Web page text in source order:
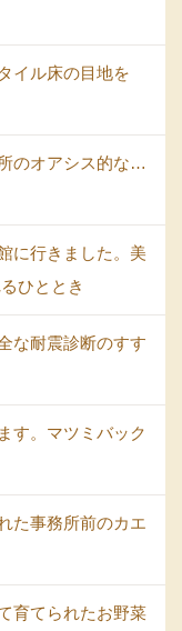
イル床の目地を
のオアシス的な…
に行きました。美
ひととき
な耐震診断のすす
す。マツミバック
た事務所前のカエ
育てられたお野菜